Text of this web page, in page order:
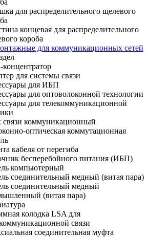
для распределительного щелевого
концевая для распределительного
короба
для коммуникационных сетей
концентратор
для системы связи
для ИБП
для оптоволоконной технологии
для телекоммуникационной
связи коммуникационный
оптическая коммутационная
кабеля от перегиба
бесперебойного питания (ИБП)
компьютерный
соединительный медный (витая пара)
соединительный медный
(витая пара)
колодка LSA для
связи
соединительная муфта